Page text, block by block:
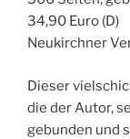
34,90 Euro (D)
Neukirchner
Dieser
die der Autor,
gebunden und